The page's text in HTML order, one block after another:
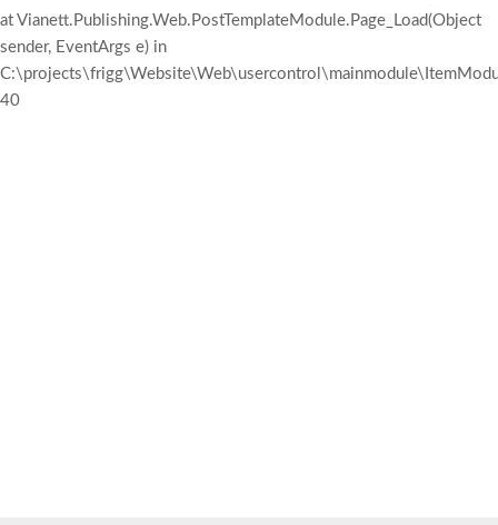
at Vianett.Publishing.Web.PostTemplateModule.Page_Load(Object
sender, EventArgs e) in
40